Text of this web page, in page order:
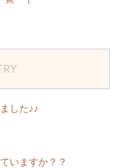
した♪♪
いますか？？